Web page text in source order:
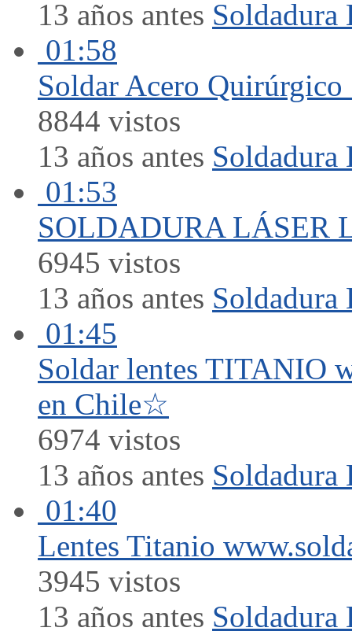
13 años antes Soldadura
01:58
Soldar Acero
8844 vistos
13 años antes Soldadura
01:53
SOLDADURA LÁSER
6945 vistos
13 años antes Soldadura
01:45
Soldar lentes TITANIO
en Chile☆
6974 vistos
13 años antes Soldadura
01:40
Lentes Titanio
3945 vistos
13 años antes Soldadura